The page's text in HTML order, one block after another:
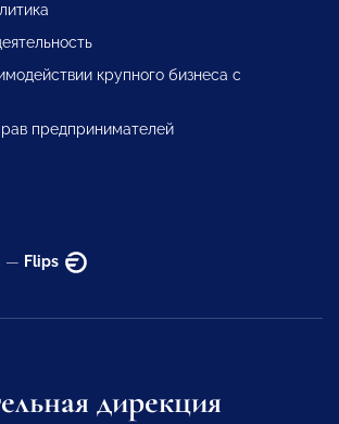
крупного бизнеса с
предпринимателей
— Flips
дирекция